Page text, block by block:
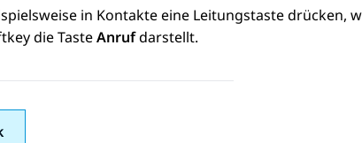
in Kontakteeine Leitungstaste drücken,
die TasteAnrufdarstellt.